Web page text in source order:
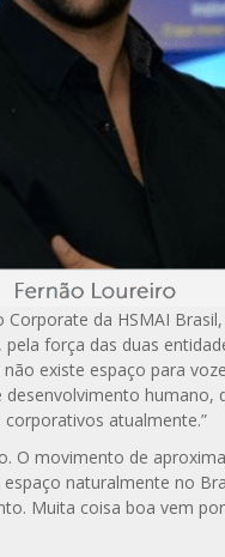
da HSMAI
força das duas
existe espaço para
humano,
atualmente.”
O movimento de
naturalmente no
Muita coisa boa vem